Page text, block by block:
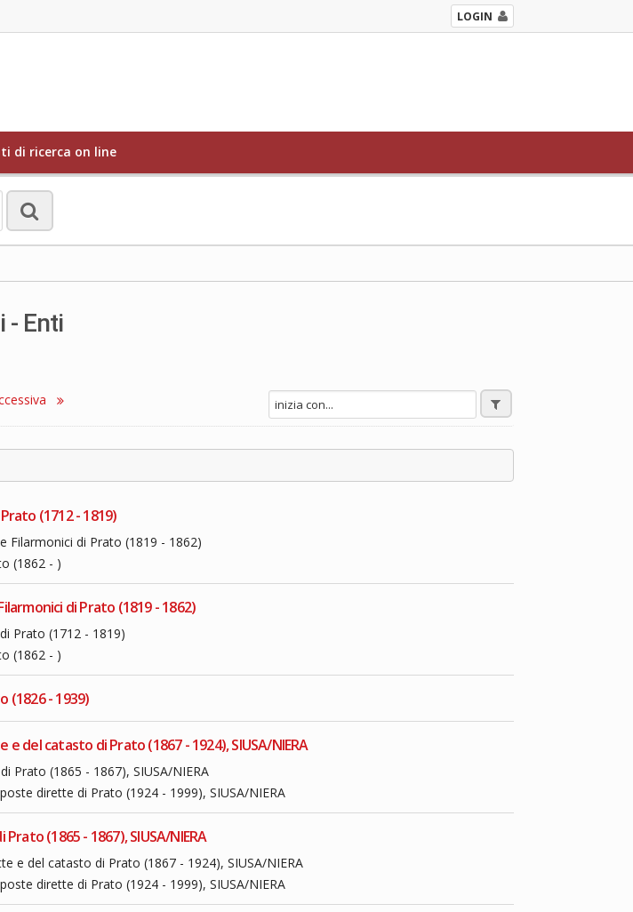
LOGIN
di ricerca on line
- Enti
(1712 - 1819)
Filarmonici di Prato (1819 - 1862)
(1862 - )
di Prato (1819 - 1862)
Prato (1712 - 1819)
(1862 - )
(1826 - 1939)
del catasto di Prato (1867 - 1924), SIUSA/NIERA
Prato (1865 - 1867), SIUSA/NIERA
dirette di Prato (1924 - 1999), SIUSA/NIERA
(1865 - 1867), SIUSA/NIERA
e del catasto di Prato (1867 - 1924), SIUSA/NIERA
dirette di Prato (1924 - 1999), SIUSA/NIERA